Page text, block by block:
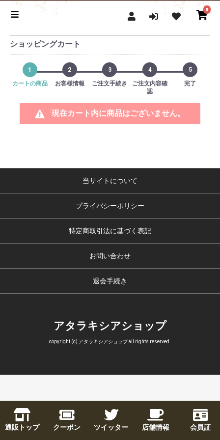
0
ショッピングカート
1
カートの商品
2
お客様情報
3
ご注文手続き
4
ご注文内容確
認
5
完了
現在カート内に商品はございません。
通販トップ クーポン ツイッター 店舗情報 会員証
当サイトについて
プライバシーポリシー
特定商取引法に基づく表記
お問い合わせ
退会手続き
アタラキシアショップ
copyright (c) アタラキシアショップ all rights reserved.